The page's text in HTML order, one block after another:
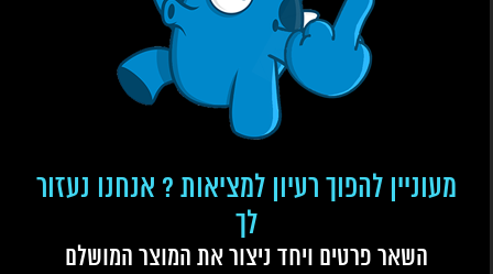
מעוניין להפוך רעיון למציאות ? אנחנו נעזור
לך
השאר פרטים ויחד ניצור את המוצר המושלם